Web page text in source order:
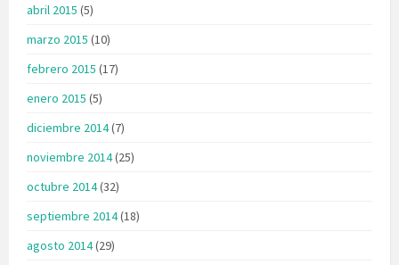
abril 2015 (5)
marzo 2015 (10)
febrero 2015 (17)
enero 2015 (5)
diciembre 2014(7)
noviembre 2014(25)
octubre 2014(32)
septiembre 2014(18)
agosto 2014(29)